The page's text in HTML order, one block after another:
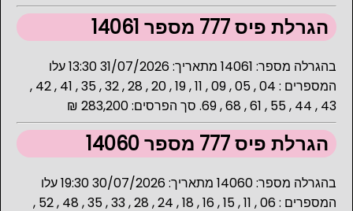
הגרלת פיס 777 מספר 14061
בהגרלה מספר: 14061 מתאריך: 31/07/2026 13:30 עלו
המספרים : 04 , 05 , 09 , 11 , 19 , 20 , 28 , 32 , 35 , 41 , 42 ,
43 , 44 , 55 , 61 , 68 , 69. סך הפרסים: 283,200 ₪
הגרלת פיס 777 מספר 14060
בהגרלה מספר: 14060 מתאריך: 30/07/2026 19:30 עלו
המספרים : 06 , 11 , 15 , 16 , 18 , 24 , 28 , 33 , 35 , 48 , 52 ,